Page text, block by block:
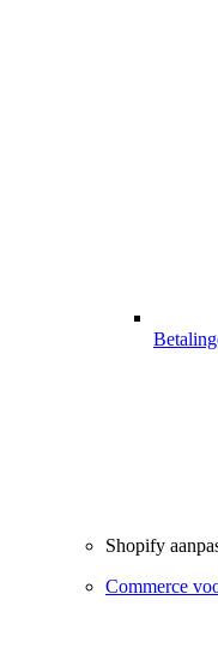
Shopify
Commerce